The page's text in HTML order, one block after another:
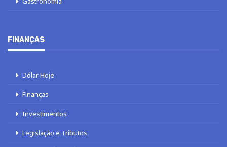
FINANÇAS
Dólar Hoje
Finanças
Investimentos
Legislação e Tributos